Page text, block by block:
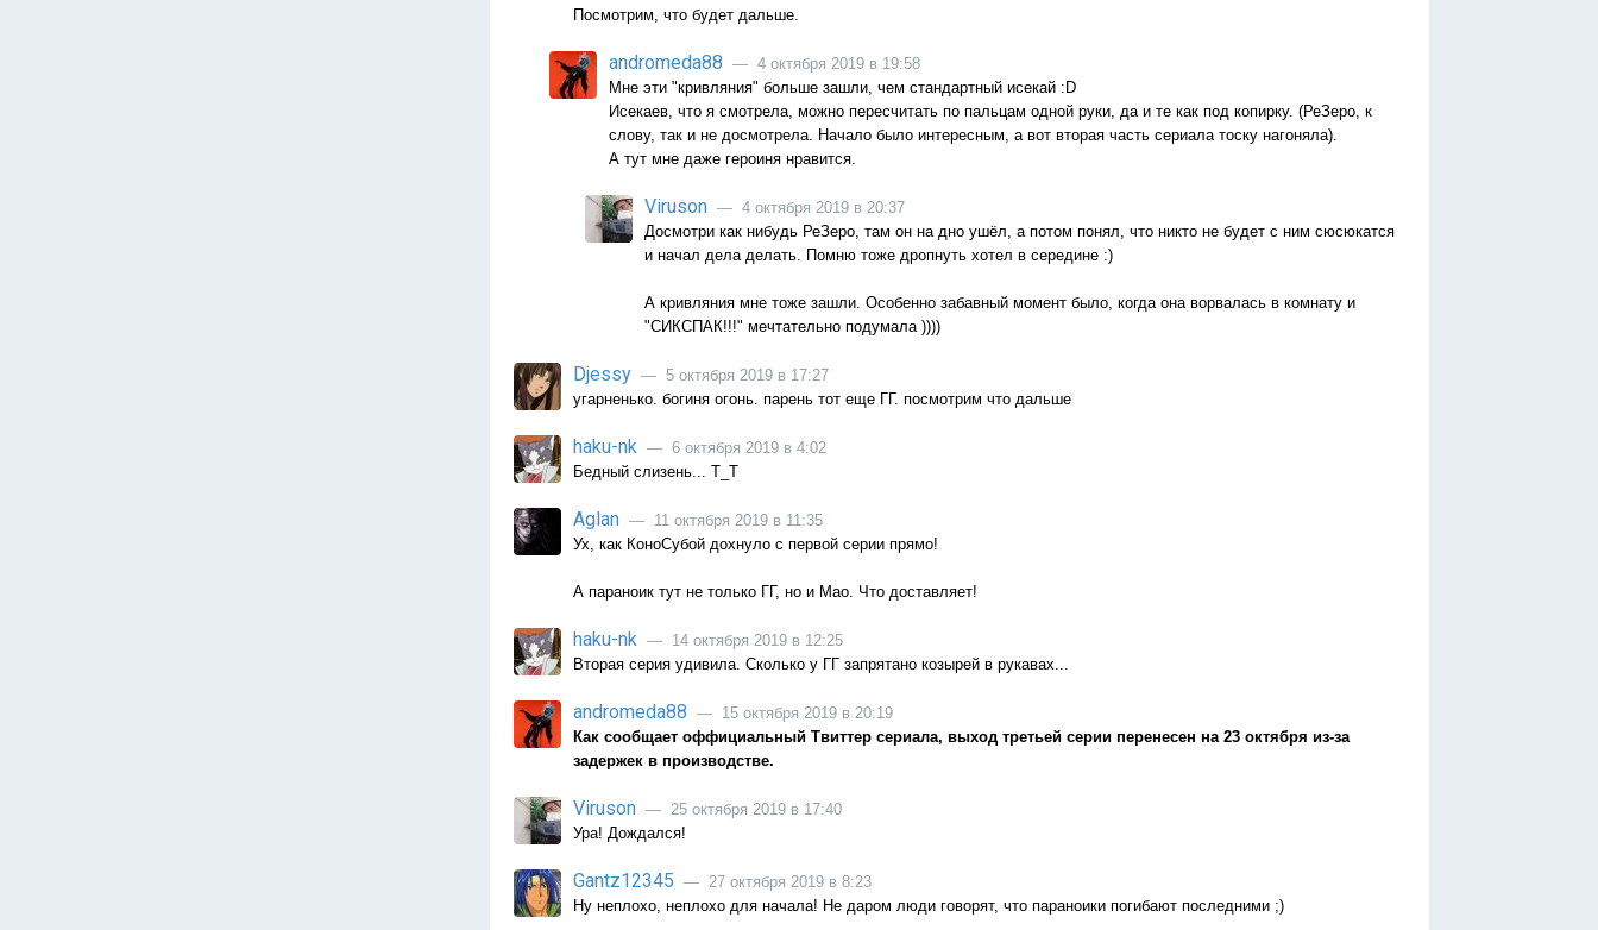
Посмотрим, что будет дальше.
andromeda88 — 4 октября 2019 в 19:58
Мне эти "кривляния" больше зашли, чем стандартный исекай :D
Исекаев, что я смотрела, можно пересчитать по пальцам одной руки, да и те как под копирку. (РеЗеро, к
слову, так и не досмотрела. Начало было интересным, а вот вторая часть сериала тоску нагоняла).
А тут мне даже героиня нравится.
Viruson — 4 октября 2019 в 20:37
Досмотри как нибудь РеЗеро, там он на дно ушёл, а потом понял, что никто не будет с ним сюсюкатся
и начал дела делать. Помню тоже дропнуть хотел в середине :)
А кривляния мне тоже зашли. Особенно забавный момент было, когда она ворвалась в комнату и
"СИКСПАК!!!" мечтательно подумала ))))
Djessy — 5 октября 2019 в 17:27
угарненько. богиня огонь. парень тот еще ГГ. посмотрим что дальше
haku-nk — 6 октября 2019 в 4:02
Бедный слизень... T_T
Aglan — 11 октября 2019 в 11:35
Ух, как КоноСубой дохнуло с первой серии прямо!
А параноик тут не только ГГ, но и Мао. Что доставляет!
haku-nk — 14 октября 2019 в 12:25
Вторая серия удивила. Сколько у ГГ запрятано козырей в рукавах...
andromeda88 — 15 октября 2019 в 20:19
Как сообщает оффициальный Твиттер сериала, выход третьей серии перенесен на 23 октября из-за
задержек в производстве.
Viruson — 25 октября 2019 в 17:40
Ура! Дождался!
Gantz12345 — 27 октября 2019 в 8:23
Ну неплохо, неплохо для начала! Не даром люди говорят, что параноики погибают последними ;)